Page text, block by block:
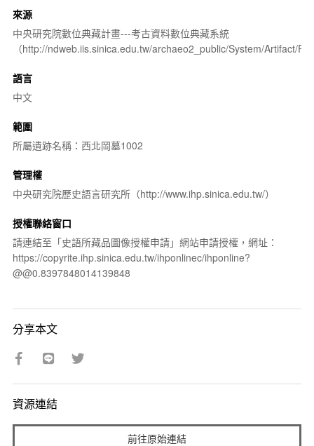
來源
中央研究院數位典藏計畫---考古資料數位典藏系統
（http://ndweb.iis.sinica.edu.tw/archaeo2_public/System/Artifact/
語言
中文
範圍
所屬遺跡名稱：西北岡墓1002
管理權
中央研究院歷史語言研究所（http://www.ihp.sinica.edu.tw/）
授權聯絡窗口
請連結至「史語所藏品圖像授權申請」網站申請授權，網址：
https://copyrite.ihp.sinica.edu.tw/ihponlinec/ihponline?
@@0.8397848014139848
分享本文
資源連結
前往原始連結